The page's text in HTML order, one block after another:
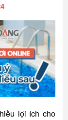
lợi ích cho